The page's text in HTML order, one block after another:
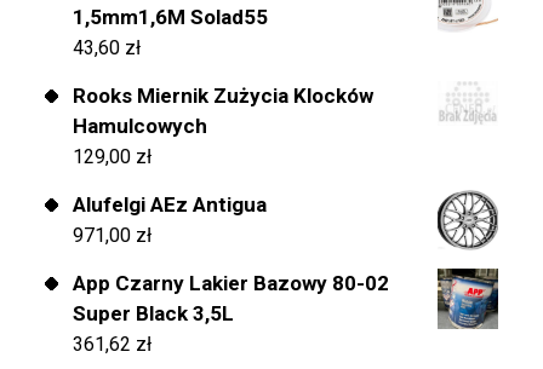
1,5mm1,6M Solad55
43,60 zł
Rooks Miernik Zużycia Klocków
Hamulcowych
129,00 zł
Alufelgi AEz Antigua
971,00 zł
App Czarny Lakier Bazowy 80-02
Super Black 3,5L
361,62 zł